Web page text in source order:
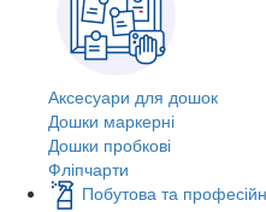
Аксесуари для дошок
Дошки маркерні
Дошки пробкові
Фліпчарти
Побутова та